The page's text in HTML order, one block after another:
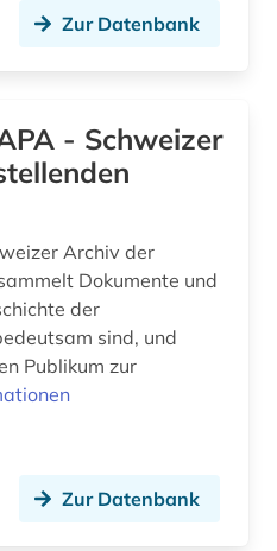
Zur Datenbank
- Schweizer
Archiv der
Dokumente und
der
sind, und
Publikum zur
Zur Datenbank